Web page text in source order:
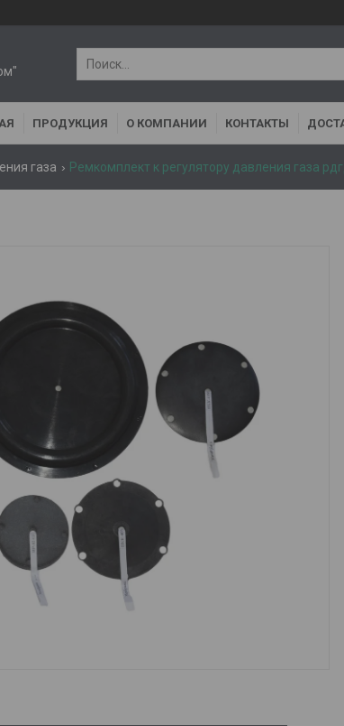
ПРОДУКЦИЯ О КОМПАНИИ КОНТАКТЫ
газа Ремкомплект к регулятору давления газа